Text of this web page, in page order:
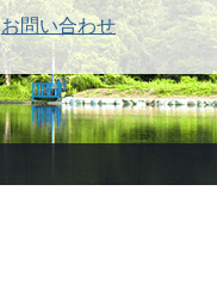
お問い合わせ